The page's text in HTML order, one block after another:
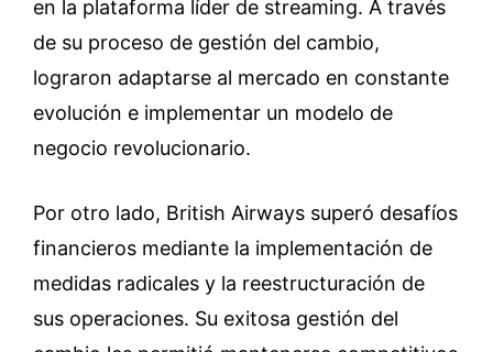
en la plataforma líder de streaming. A través
de su proceso de gestión del cambio,
lograron adaptarse al mercado en constante
evolución e implementar un modelo de
negocio revolucionario.
Por otro lado, British Airways superó desafíos
financieros mediante la implementación de
medidas radicales y la reestructuración de
sus operaciones. Su exitosa gestión del